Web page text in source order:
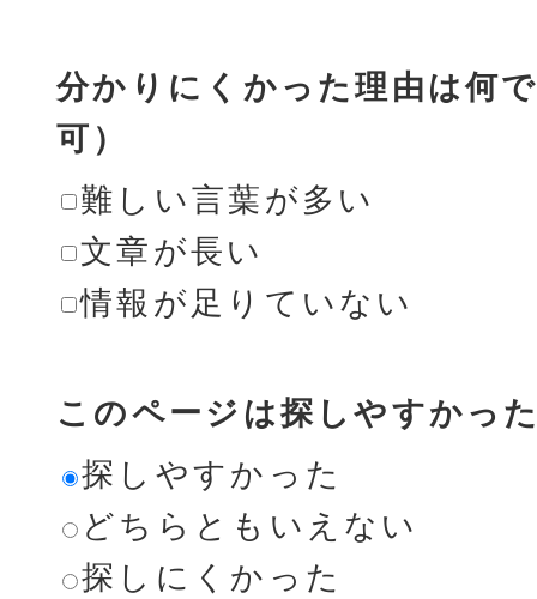
分かりにくかった理由は何
可）
難しい言葉が多い
文章が長い
情報が足りていない
このページは探しやすかっ
探しやすかった
どちらともいえない
探しにくかった